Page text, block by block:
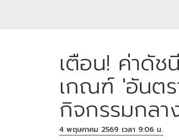
เตือน! ค่าดัช
เกณฑ์ 'อันต
กิจกรรมกลา
4 พฤษภาคม 2569 เวลา 9:06 น.